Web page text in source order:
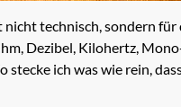
nicht technisch, sondern
Dezibel, Kilohertz,
stecke ich was wie rein,